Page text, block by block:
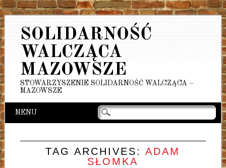
SOLIDARNOŚĆ
WALCZĄCA
MAZOWSZE
STOWARZYSZENIE SOLIDARNOŚĆ WALCZĄCA –
MAZOWSZE
Main menu
Skip
to
content
MENU
TAG ARCHIVES:ADAM
SŁOMKA